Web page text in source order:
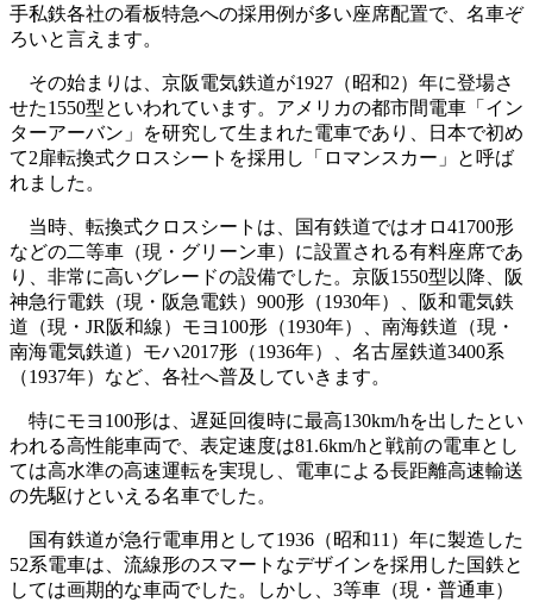
手私鉄各社の看板特急への採用例が多い座席配置で、名車ぞ
ろいと言えます。
その始まりは、京阪電気鉄道が1927（昭和2）年に登場さ
せた1550型といわれています。アメリカの都市間電車「イン
ターアーバン」を研究して生まれた電車であり、日本で初め
て2扉転換式クロスシートを採用し「ロマンスカー」と呼ば
れました。
当時、転換式クロスシートは、国有鉄道ではオロ41700形
などの二等車（現・グリーン車）に設置される有料座席であ
り、非常に高いグレードの設備でした。京阪1550型以降、阪
神急行電鉄（現・阪急電鉄）900形（1930年）、阪和電気鉄
道（現・JR阪和線）モヨ100形（1930年）、南海鉄道（現・
南海電気鉄道）モハ2017形（1936年）、名古屋鉄道3400系
（1937年）など、各社へ普及していきます。
特にモヨ100形は、遅延回復時に最高130km/hを出したとい
われる高性能車両で、表定速度は81.6km/hと戦前の電車とし
ては高水準の高速運転を実現し、電車による長距離高速輸送
の先駆けといえる名車でした。
国有鉄道が急行電車用として1936（昭和11）年に製造した
52系電車は、流線形のスマートなデザインを採用した国鉄と
しては画期的な車両でした。しかし、3等車（現・普通車）